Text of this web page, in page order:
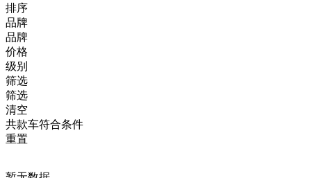
排序
品牌
品牌
价格
级别
筛选
筛选
清空
共款车符合条件
重置